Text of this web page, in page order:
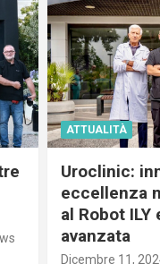
ATTUALITÀ
Uroclinic:
eccellenza
al Robot
avanzata
Dicembre 11,